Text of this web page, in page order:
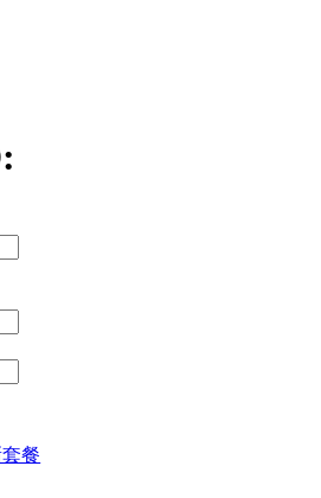
餐